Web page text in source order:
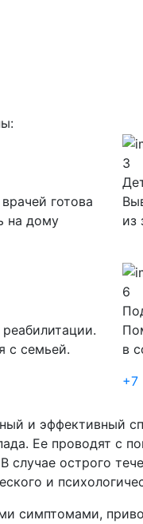
готова
на дому
3
из
с семьей.
6
в
+7
и эффективный
Ее проводят с
случае острого
и
симптомами,